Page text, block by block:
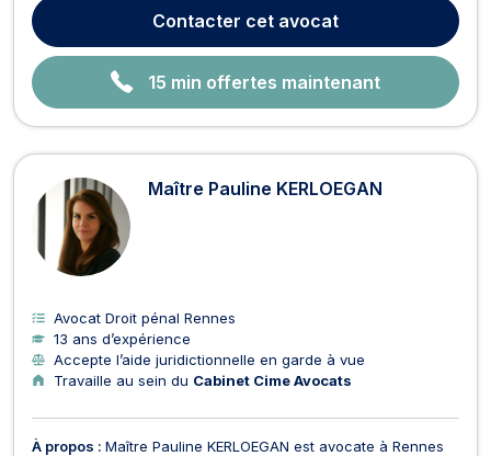
représente devant les juridictions civiles et pénales, ainsi que
devant la Cour d’appel de Renn...
Contacter cet avocat
15 min offertes maintenant
Maître Pauline KERLOEGAN
Avocat Droit pénal Rennes
13 ans d’expérience
Accepte l’aide juridictionnelle en garde à vue
Travaille au sein du Cabinet Cime Avocats
À propos : Maître Pauline KERLOEGAN est avocate à Rennes